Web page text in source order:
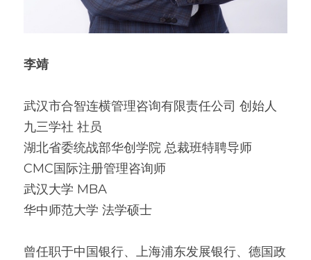
李靖
武汉市合智连横管理咨询有限责任公司 创始人
九三学社 社员
湖北省委统战部华创学院 总裁班特聘导师
CMC国际注册管理咨询师
武汉大学 MBA
华中师范大学 法学硕士
曾任职于中国银行、上海浦东发展银行、德国政